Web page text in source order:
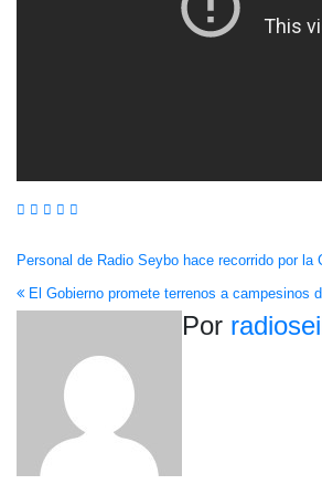
Navegación
de
entradas
Personal de Radio Seybo hace recorrido por
El Gobierno promete terrenos a campesinos
Por